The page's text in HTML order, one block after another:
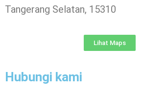
Tangerang Selatan, 15310
Lihat Maps
Hubungi kami